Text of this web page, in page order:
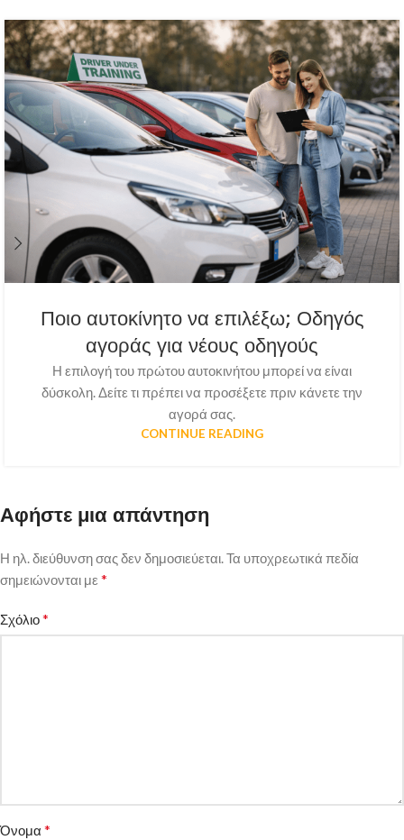
Ποιο αυτοκίνητο να επιλέξω; Οδηγός
αγοράς για νέους οδηγούς
Η επιλογή του πρώτου αυτοκινήτου μπορεί να είναι
δύσκολη. Δείτε τι πρέπει να προσέξετε πριν κάνετε την
αγορά σας.
CONTINUE READING
Αφήστε μια απάντηση
Η ηλ. διεύθυνση σας δεν δημοσιεύεται.Τα υποχρεωτικά πεδία
σημειώνονται με *
Σχόλιο*
Όνομα *